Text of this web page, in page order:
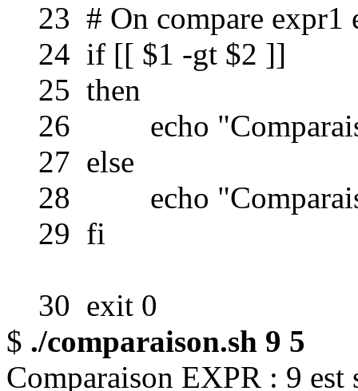
23 # On compare expr1
24 if [[ $1 -gt $2 ]]
25 then
26 echo
27 else
28 echo
29 fi
30 exit 0
$ ./comparaison.sh 9 5
Comparaison EXPR : 9 est